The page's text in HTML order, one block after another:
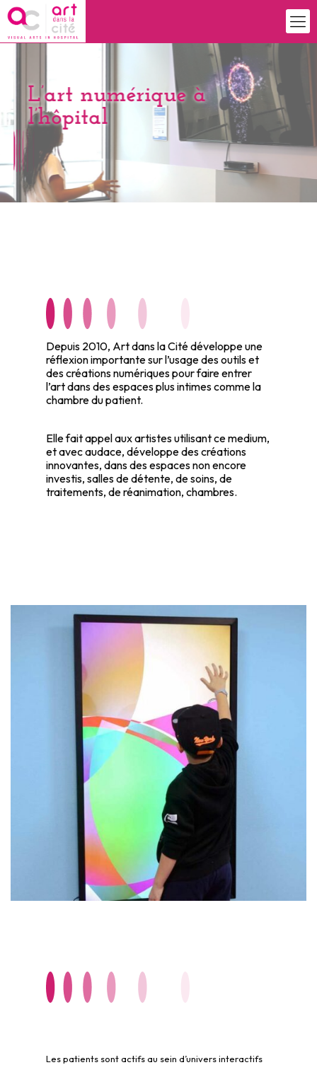
L’art numérique à
l’hôpital
Depuis 2010, Art dans la Cité développe une
réflexion importante sur l’usage des outils et
des créations numériques pour faire entrer
l’art dans des espaces plus intimes comme la
chambre du patient.
Elle fait appel aux artistes utilisant ce medium,
et avec audace, développe des créations
innovantes, dans des espaces non encore
investis, salles de détente, de soins, de
traitements, de réanimation, chambres.
Les patients sont actifs au sein d’univers interactifs